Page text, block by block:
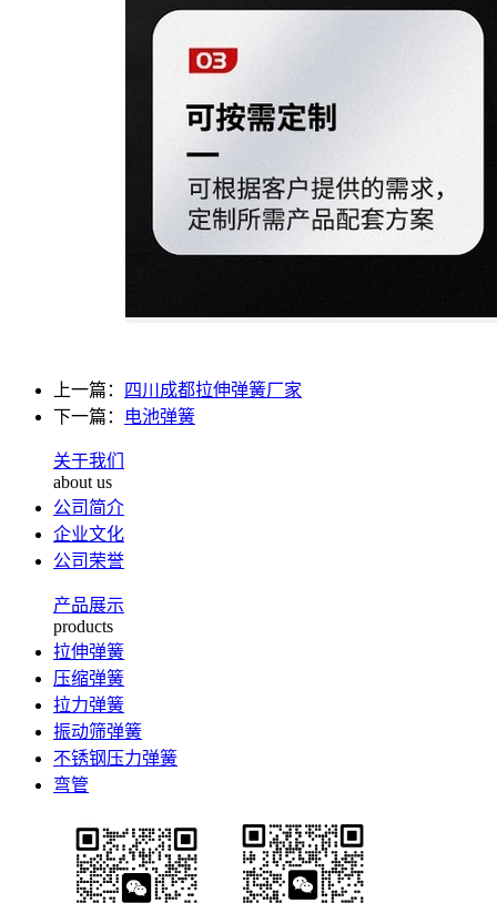
上一篇：
四川成都拉伸弹簧厂家
下一篇：
电池弹簧
关于我们
about us
公司简介
企业文化
公司荣誉
产品展示
products
拉伸弹簧
压缩弹簧
拉力弹簧
振动筛弹簧
不锈钢压力弹簧
弯管